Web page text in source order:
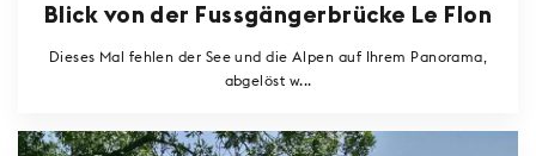
Blick von der Fussgängerbrücke Le Flon
Dieses Mal fehlen der See und die Alpen auf Ihrem Panorama,
abgelöst w...